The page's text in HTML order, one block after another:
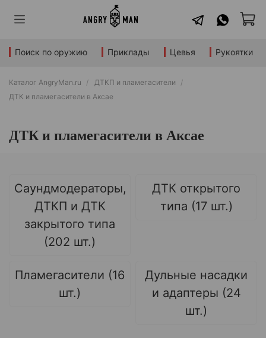
Поиск по оружию Приклады Цевья Рукоятки
Каталог AngryMan.ru
ДТКП и пламегасители
ДТК и пламегасители в Аксае
ДТК и пламегасители в Аксае
Саундмодераторы,
ДТКП и ДТК
закрытого типа
(202 шт.)
ДТК открытого
типа (17 шт.)
Пламегасители (16
шт.)
Дульные насадки
и адаптеры (24
шт.)